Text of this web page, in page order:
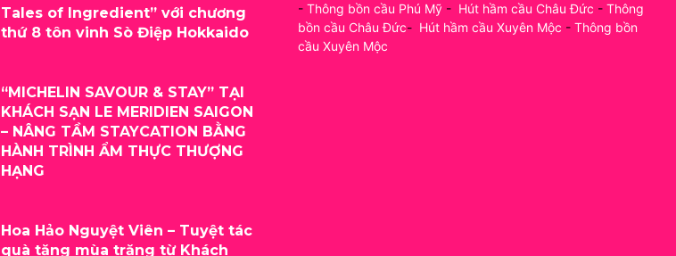
Tales of Ingredient” với chương
thứ 8 tôn vinh Sò Điệp Hokkaido
“MICHELIN SAVOUR & STAY” TẠI
KHÁCH SẠN LE MERIDIEN SAIGON
– NÂNG TẦM STAYCATION BẰNG
HÀNH TRÌNH ẨM THỰC THƯỢNG
HẠNG
Hoa Hảo Nguyệt Viên – Tuyệt tác
quà tặng mùa trăng từ Khách
- Thông bồn cầu Phú Mỹ - Hút hầm cầu Châu Đức - Thông
bồn cầu Châu Đức- Hút hầm cầu Xuyên Mộc - Thông bồn
cầu Xuyên Mộc